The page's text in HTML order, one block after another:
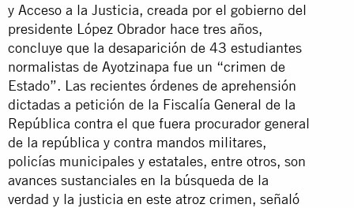
y Acceso a la Justicia, creada por el gobierno del
presidente López Obrador hace tres años,
concluye que la desaparición de 43 estudiantes
normalistas de Ayotzinapa fue un “crimen de
Estado”. Las recientes órdenes de aprehensión
dictadas a petición de la Fiscalía General de la
República contra el que fuera procurador general
de la república y contra mandos militares,
policías municipales y estatales, entre otros, son
avances sustanciales en la búsqueda de la
verdad y la justicia en este atroz crimen, señaló